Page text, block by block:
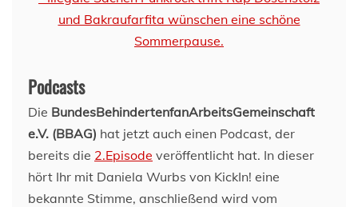
Podcasts
Die BundesBehindertenfanArbeitsGemeinschaft
e.V. (BBAG) hat jetzt auch einen Podcast, der
bereits die 2.Episode veröffentlicht hat. In dieser
hört Ihr mit Daniela Wurbs von KickIn! eine
bekannte Stimme, anschließend wird vom